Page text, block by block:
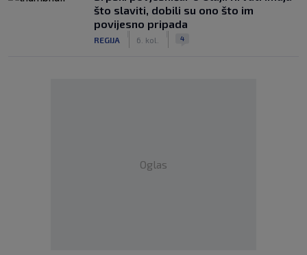
što slaviti, dobili su ono što im
povijesno pripada
REGIJA 6. kol. 4
Oglas